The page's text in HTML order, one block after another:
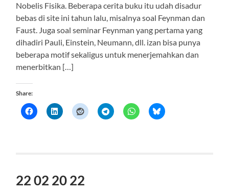
Nobelis Fisika. Beberapa cerita buku itu udah disadur
bebas di site ini tahun lalu, misalnya soal Feynman dan
Faust. Juga soal seminar Feynman yang pertama yang
dihadiri Pauli, Einstein, Neumann, dll. izan bisa punya
beberapa motif sekaligus untuk menerjemahkan dan
menerbitkan […]
Share:
22 02 20 22